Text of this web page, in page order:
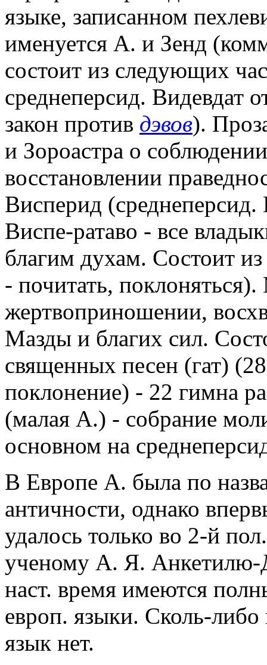
языке, записанном
именуется А. и Зенд
состоит из следующих
среднеперсид. Видевдат
закон против дэвов).
и Зороастра о
восстановлении
Висперид (среднеперсид.
Виспе-ратаво - все
благим духам. Состоит из
- почитать,
жертвоприношении,
Мазды и благих сил.
священных песен (гат)
поклонение) - 22 гимна
(малая А.) - собрание
основном на
В Европе А. была по
античности, однако
удалось только во 2-й
ученому А. Я.
наст. время имеются
европ. языки. Сколь-
язык нет.